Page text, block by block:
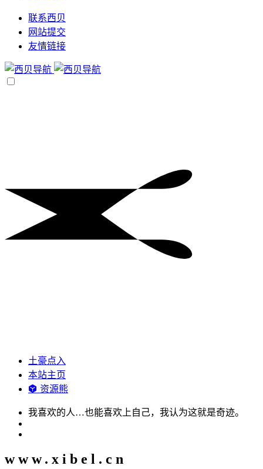
联系西贝
网站提交
友情链接
土豪点入
本站主页
资源熊
我喜欢的人…也能喜欢上自己，我认为这就是奇迹。
www.xibel.cn